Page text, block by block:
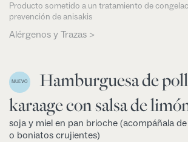
Producto sometido a un tratamiento de
prevención de anisakis
Alérgenos y Trazas >
NUEVO
Hamburguesa de
karaage con salsa de
soja y miel en pan brioche (acompáñala
o boniatos crujientes)